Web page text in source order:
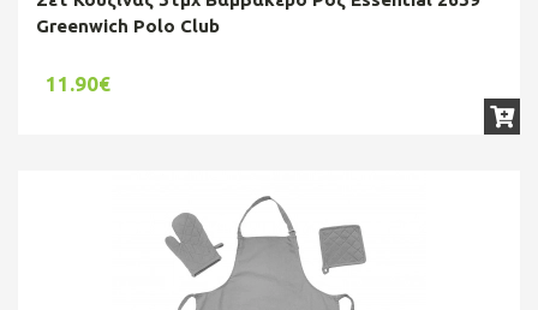
Greenwich Polo Club
11.90€